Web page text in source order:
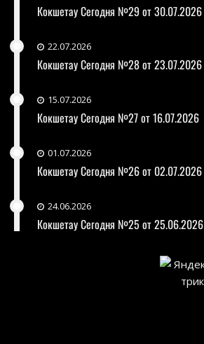
Кокшетау Сегодня №29 от 30.07.2026
22.07.2026
Кокшетау Сегодня №28 от 23.07.2026
15.07.2026
Кокшетау Сегодня №27 от 16.07.2026
01.07.2026
Кокшетау Сегодня №26 от 02.07.2026
24.06.2026
Кокшетау Сегодня №25 от 25.06.2026